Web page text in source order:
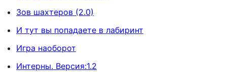
Зов шахтеров (2.0)
И тут вы попадаете в лабиринт
Игра наоборот
Интерны. Версия:1.2